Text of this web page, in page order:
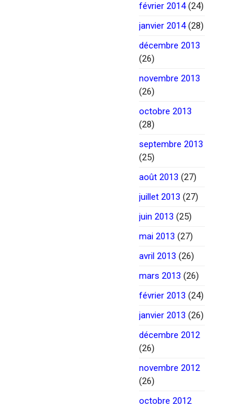
février 2014(24)
janvier 2014(28)
décembre 2013
(26)
novembre 2013
(26)
octobre 2013
(28)
septembre 2013
(25)
août 2013 (27)
juillet 2013 (27)
juin 2013 (25)
mai 2013 (27)
avril 2013 (26)
mars 2013 (26)
février 2013 (24)
janvier 2013 (26)
décembre 2012
(26)
novembre 2012
(26)
octobre 2012